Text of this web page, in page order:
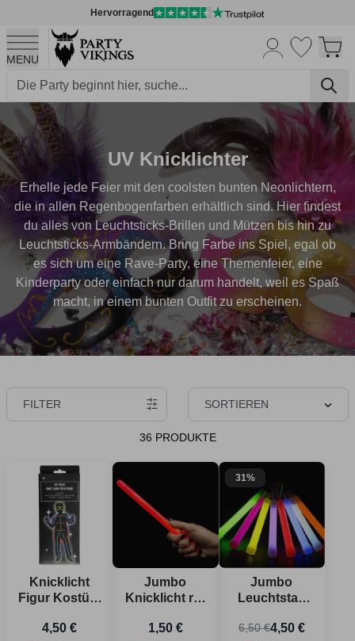
Hervorragend
MENU
Skip to Content
UV Knicklichter
Erhelle jede Feier mit den coolsten bunten Neonlichtern,
die in allen Regenbogenfarben erhältlich sind. Hier findest
du alles vonLeuchtsticks-Brillen und Mützen bis hin zu
Leuchtsticks-Armbändern. Bring Farbe ins Spiel, egal ob
es sich um eine Rave-Party, eine Themenfeier, eine
Kinderparty oder einfach nur darum handelt, weil es Spaß
macht, in einem bunten Outfit zu erscheinen.
FILTER SORTIEREN
36 PRODUKTE
Knicklicht
Figur Kostüm
Einheitsgröße
4,50 €
Jumbo
Knicklicht rot
1,50 €
31%
Jumbo
Leuchtstab
1,5x15 cm
6,50 €4,50 €